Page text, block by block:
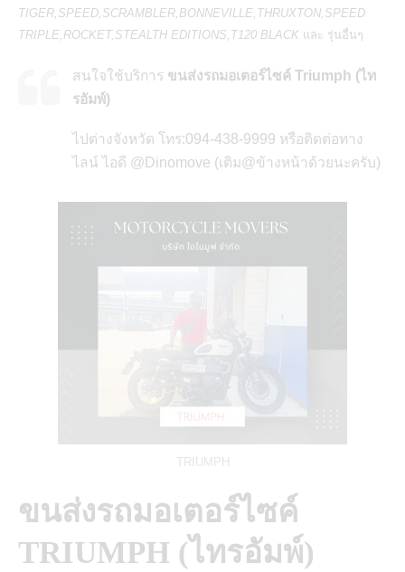
TIGER,SPEED,SCRAMBLER,BONNEVILLE,THRUXTON,SPEED
TRIPLE,ROCKET,STEALTH EDITIONS,T120 BLACK และ รุ่นอื่นๆ
สนใจใช้บริการ ขนส่งรถมอเตอร์ไซค์ Triumph (ไท
รอัมพ์)
ไปต่างจังหวัด โทร:094-438-9999 หรือติดต่อทาง
ไลน์ ไอดี @Dinomove (เติม@ข้างหน้าด้วยนะครับ)
TRIUMPH
ขนส่งรถมอเตอร์ไซค์
TRIUMPH (ไทรอัมพ์)